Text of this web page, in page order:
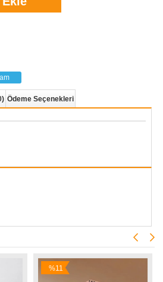
Ödeme Seçenekleri